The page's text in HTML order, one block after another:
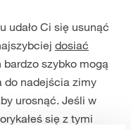
udało Ci się usunąć
dosiać
bardzo szybko mogą
do nadejścia zimy
urosnąć. Jeśli w
się z tymi